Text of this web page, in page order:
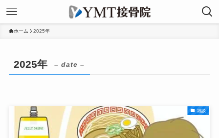
ホーム 2025年
2025年 – date –
雑談